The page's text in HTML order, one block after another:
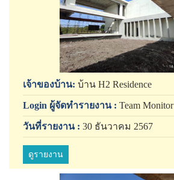
เจ้าของบ้าน: บ้าน H2 Residence
Login ผู้จัดทำรายงาน : Team Monitor
วันที่รายงาน : 30 ธันวาคม 2567
ดูรายงาน